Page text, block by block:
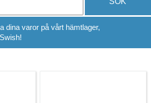
dina varor på vårt hämtlager,